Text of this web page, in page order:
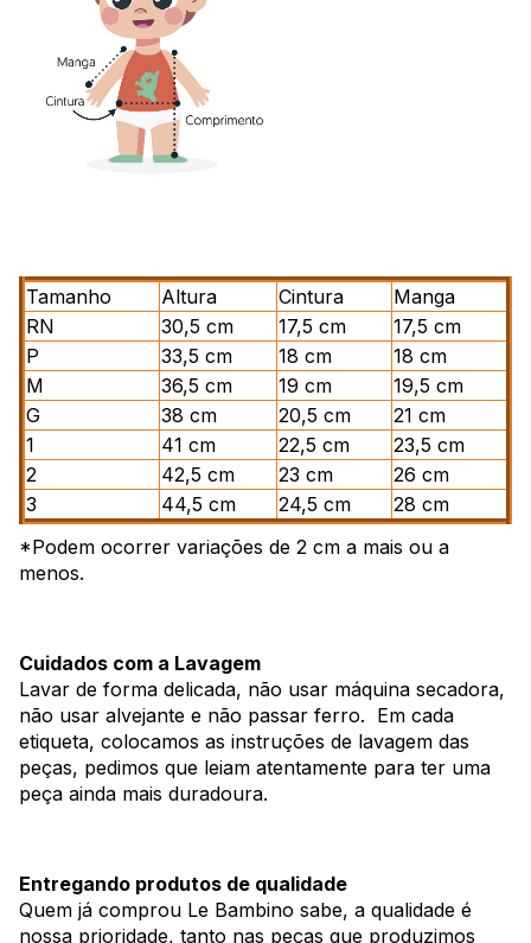
Tamanho Altura Cintura
Manga
RN
30,5 cm 17,5 cm
17,5 cm
P
33,5 cm 18 cm
18 cm
M
36,5 cm 19 cm
19,5 cm
G
38 cm 20,5 cm
21 cm
1
41 cm 22,5 cm
23,5 cm
2
42,5 cm 23 cm
26 cm
3
44,5 cm 24,5 cm
28 cm
*Podem ocorrer variações de 2 cm a mais ou a
menos.
Cuidados com a Lavagem
Lavar de forma delicada, não usar máquina secadora,
não usar alvejante e não passar ferro. Em cada
etiqueta, colocamos as instruções de lavagem das
peças, pedimos que leiam atentamente para ter uma
peça ainda mais duradoura.
Entregando produtos de qualidade
Quem já comprou Le Bambino sabe, a qualidade é
nossa prioridade, tanto nas peças que produzimos